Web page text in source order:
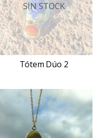
SIN STOCK
Tótem Dúo 2